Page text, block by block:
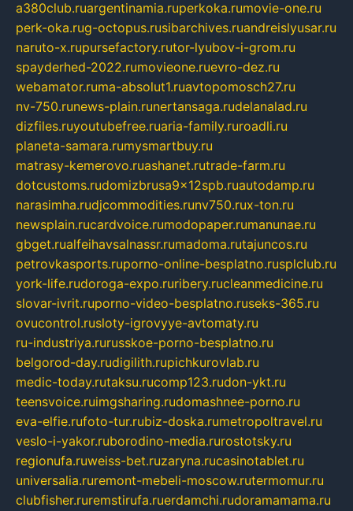
a380club.ruargentinamia.ruperkoka.rumovie-one.ru
perk-oka.rug-octopus.rusibarchives.ruandreislyusar.ru
naruto-x.rupursefactory.rutor-lyubov-i-grom.ru
spayderhed-2022.rumovieone.ruevro-dez.ru
webamator.ruma-absolut1.ruavtopomosch27.ru
nv-750.runews-plain.runertansaga.rudelanalad.ru
dizfiles.ruyoutubefree.ruaria-family.ruroadli.ru
planeta-samara.rumysmartbuy.ru
matrasy-kemerovo.ruashanet.rutrade-farm.ru
dotcustoms.rudomizbrusa9x12spb.ruautodamp.ru
narasimha.rudjcommodities.runv750.rux-ton.ru
newsplain.rucardvoice.rumodopaper.rumanunae.ru
gbget.rualfeihavsalnassr.rumadoma.rutajuncos.ru
petrovkasports.ruporno-online-besplatno.rusplclub.ru
york-life.rudoroga-expo.ruribery.rucleanmedicine.ru
slovar-ivrit.ruporno-video-besplatno.ruseks-365.ru
ovucontrol.rusloty-igrovyye-avtomaty.ru
ru-industriya.rurusskoe-porno-besplatno.ru
belgorod-day.rudigilith.rupichkurovlab.ru
medic-today.rutaksu.rucomp123.rudon-ykt.ru
teensvoice.ruimgsharing.rudomashnee-porno.ru
eva-elfie.rufoto-tur.rubiz-doska.rumetropoltravel.ru
veslo-i-yakor.ruborodino-media.rurostotsky.ru
regionufa.ruweiss-bet.ruzaryna.rucasinotablet.ru
universalia.ruremont-mebeli-moscow.rutermomur.ru
clubfisher.ruremstirufa.ruerdamchi.rudoramamama.ru